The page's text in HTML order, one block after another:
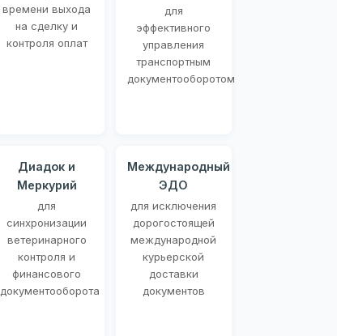
времени выхода
на сделку и
контроля оплат
для
эффективного
управления
транспортным
документооборотом
Диадок и
Меркурий
для
синхронизации
ветеринарного
контроля и
финансового
документооборота
Международный
ЭДО
для исключения
дорогостоящей
международной
курьерской
доставки
документов